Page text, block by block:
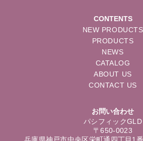
CONTENTS
NEW PRODUCTS
PRODUCTS
NEWS
CATALOG
ABOUT US
CONTACT US
お問い合わせ
パシフィックGLD
〒650-0023